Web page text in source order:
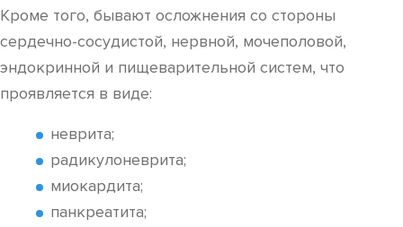
Кроме того, бывают осложнения со стороны
сердечно-сосудистой, нервной, мочеполовой,
эндокринной и пищеварительной систем, что
проявляется в виде:
неврита;
радикулоневрита;
миокардита;
панкреатита;